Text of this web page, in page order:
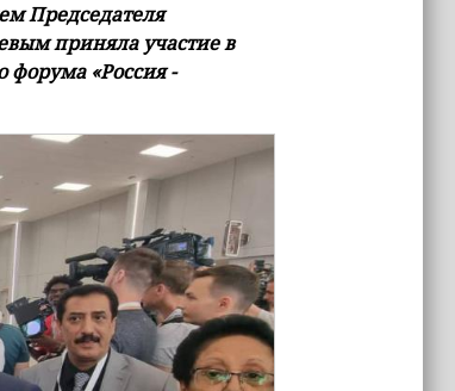
Председателя
приняла участие в
форума «Россия -